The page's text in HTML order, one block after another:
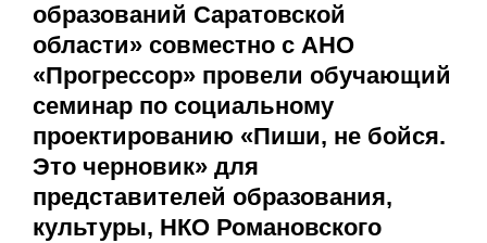
образований Саратовской
области» совместно с АНО
«Прогрессор» провели обучающий
семинар по социальному
проектированию «Пиши, не бойся.
Это черновик» для
представителей образования,
культуры, НКО Романовского